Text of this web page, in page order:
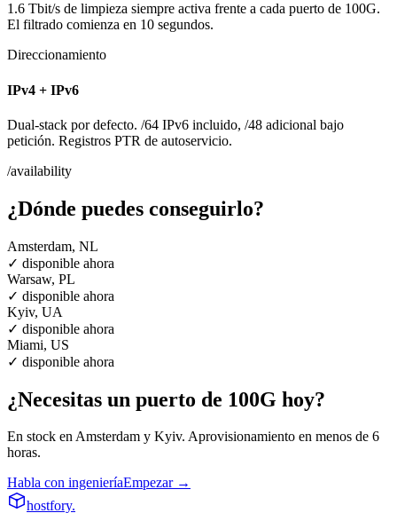
1.6 Tbit/s de limpieza siempre activa frente a cada puerto de 100G.
El filtrado comienza en 10 segundos.
Direccionamiento
IPv4 + IPv6
Dual-stack por defecto. /64 IPv6 incluido, /48 adicional bajo
petición. Registros PTR de autoservicio.
/availability
¿Dónde puedes conseguirlo?
Amsterdam, NL
✓ disponible ahora
Warsaw, PL
✓ disponible ahora
Kyiv, UA
✓ disponible ahora
Miami, US
✓ disponible ahora
¿Necesitas un puerto de 100G hoy?
En stock en Amsterdam y Kyiv. Aprovisionamiento en menos de 6
horas.
Habla con ingenieríaEmpezar →
hostfory.